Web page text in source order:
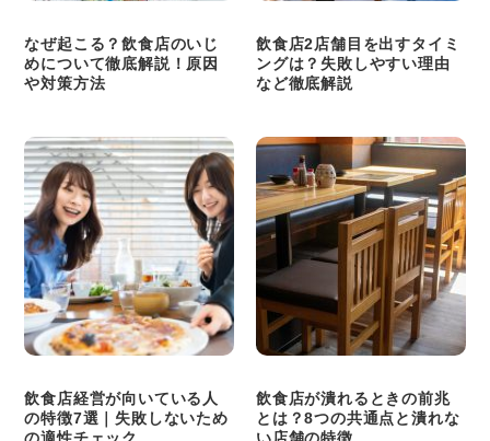
なぜ起こる？飲食店のいじ
めについて徹底解説！原因
や対策方法
飲食店2店舗目を出すタイミ
ングは？失敗しやすい理由
など徹底解説
飲食店経営が向いている人
の特徴7選｜失敗しないため
飲食店が潰れるときの前兆
とは？8つの共通点と潰れな